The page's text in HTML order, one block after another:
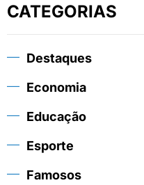
CATEGORIAS
Destaques
Economia
Educação
Esporte
Famosos